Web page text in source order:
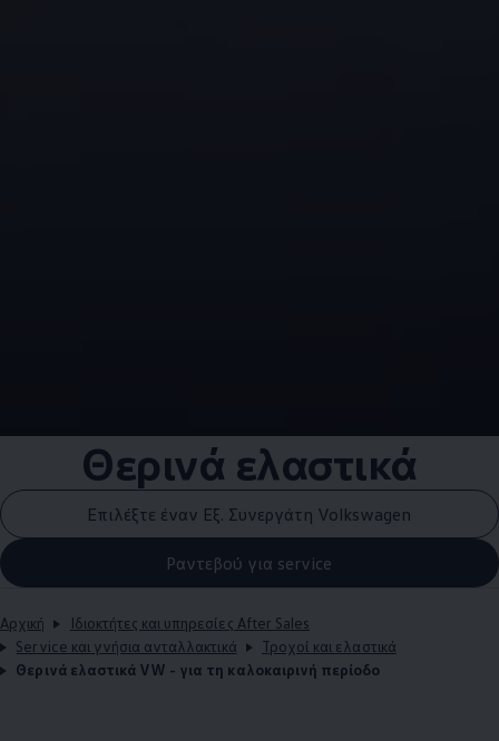
Θερινά ελαστικά
Επιλέξτε έναν Εξ. Συνεργάτη Volkswagen
Ραντεβού για service
Αρχική
Ιδιοκτήτες και υπηρεσίες After Sales
Service και γνήσια ανταλλακτικά
Τροχοί και ελαστικά
Θερινά ελαστικά VW - για τη καλοκαιρινή περίοδο